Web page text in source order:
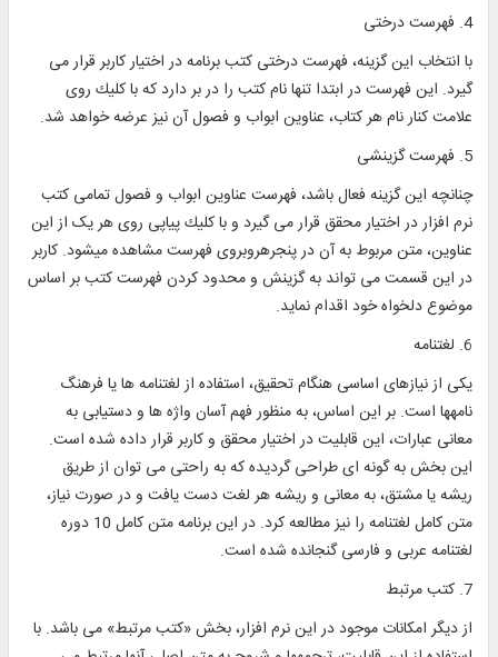
4. فهرست درختی
با انتخاب اين گزينه، فهرست درختی کتب برنامه در اختيار كاربر قرار می
‎گيرد. اين فهرست در ابتدا تنها نام کتب را در بر دارد که با كليك روی
علامت کنار نام هر کتاب، عناوين ابواب و فصول آن نيز عرضه خواهد شد.
5. فهرست گزينشی
چنانچه اين گزينه فعال باشد، فهرست عناوين ابواب و فصول تمامی کتب
نرم افزار در اختيار محقق قرار می ‎گيرد و با كليك پياپی روی هر يک از اين
عناوين، متن مربوط به آن در پنجره‎‎رو‎بروی فهرست مشاهده می‎شود. كاربر
در اين قسمت می ‎تواند به گزينش و محدود كردن فهرست كتب بر اساس
موضوع دلخواه خود اقدام نمايد.
6. لغتنامه
يكی از نيازهای اساسی هنگام تحقيق، استفاده از لغتنامه ‎ها يا فرهنگ
نامه‎ها است. بر اين اساس، به منظور فهم آسان واژه ‎ها و دستيابی به
معانی عبارات، اين قابليت در اختيار محقق و كاربر قرار داده شده است.
اين بخش به گونه ‎ای طراحی گرديده كه به ‎راحتی می توان از طريق
ريشه يا مشتق، به معانی و ريشه هر لغت دست يافت و در صورت نياز،
متن كامل لغتنامه را نيز مطالعه كرد. در اين برنامه متن کامل 10 دوره
لغتنامه عربی و فارسی گنجانده شده است.
7. کتب مرتبط
از ديگر امكانات موجود در اين نرم افزار‎، بخش «كتب مرتبط» می باشد. با